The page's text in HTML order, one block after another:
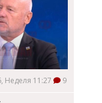
Неделя 11:27 9